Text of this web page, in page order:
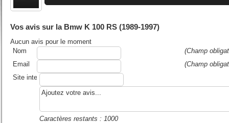
Vos avis sur la Bmw K 100 RS (1989-1997)
Aucun avis pour le moment
Nom
(Champ
Email
(Champ
Site internet ou blog
Caractères restants : 1000